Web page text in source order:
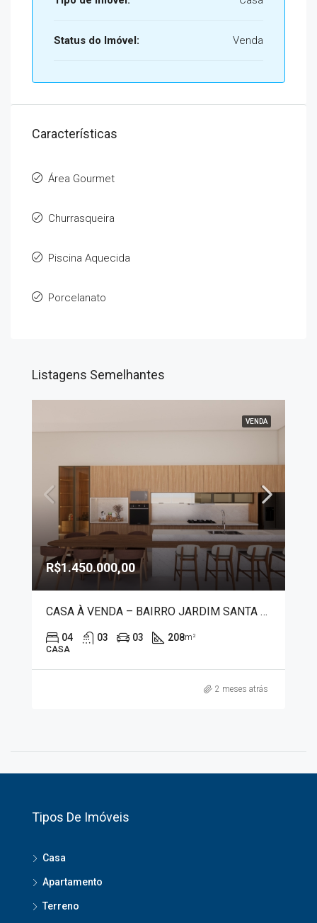
Status do Imóvel: Venda
Características
Área Gourmet
Churrasqueira
Piscina Aquecida
Porcelanato
Listagens Semelhantes
VENDA
R$1.450.000,00
CASA À VENDA – BAIRRO JARDIM SANTA LÚCIA 30051
04 03 03 208m²
CASA
2 meses atrás
Tipos De Imóveis
Casa
Apartamento
Terreno